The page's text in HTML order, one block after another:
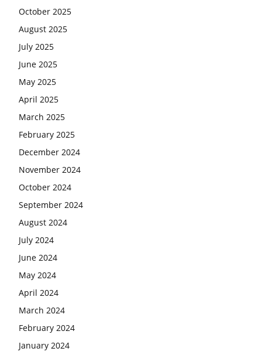
October 2025
August 2025
July 2025
June 2025
May 2025
April 2025
March 2025
February 2025
December 2024
November 2024
October 2024
September 2024
August 2024
July 2024
June 2024
May 2024
April 2024
March 2024
February 2024
January 2024